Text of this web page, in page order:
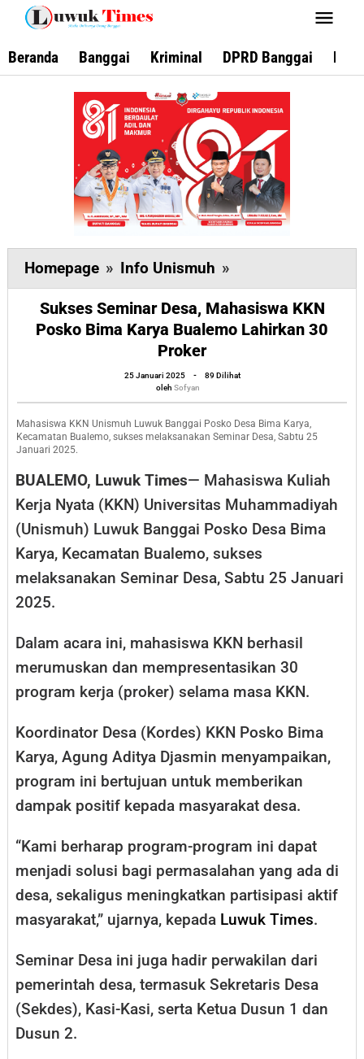
Lewati
konten
Beranda Banggai Kriminal DPRD Banggai
Homepage » Info Unismuh »
Seminar
Desa,
Mahasiswa
Posko
Bima
Karya
Lahirkan
30
Sukses Seminar Desa, Mahasiswa KKN
Posko Bima Karya Bualemo Lahirkan 30
Proker
25 Januari 2025
oleh
Sofyan
-
89 Dilihat
oleh Sofyan
Mahasiswa KKN Unismuh Luwuk Banggai Posko Desa Bima Karya,
Kecamatan Bualemo, sukses melaksanakan Seminar Desa, Sabtu 25
Januari 2025.
BUALEMO, Luwuk Times— Mahasiswa Kuliah
Kerja Nyata (KKN) Universitas Muhammadiyah
(Unismuh) Luwuk Banggai Posko Desa Bima
Karya, Kecamatan Bualemo, sukses
melaksanakan Seminar Desa, Sabtu 25 Januari
2025.
Dalam acara ini, mahasiswa KKN berhasil
merumuskan dan mempresentasikan 30
program kerja (proker) selama masa KKN.
Koordinator Desa (Kordes) KKN Posko Bima
Karya, Agung Aditya Djasmin menyampaikan,
program ini bertujuan untuk memberikan
dampak positif kepada masyarakat desa.
“Kami berharap program-program ini dapat
menjadi solusi bagi permasalahan yang ada di
desa, sekaligus meningkatkan partisipasi aktif
masyarakat,” ujarnya, kepada Luwuk Times.
Seminar Desa ini juga hadir perwakilan dari
pemerintah desa, termasuk Sekretaris Desa
(Sekdes), Kasi-Kasi, serta Ketua Dusun 1 dan
Dusun 2.